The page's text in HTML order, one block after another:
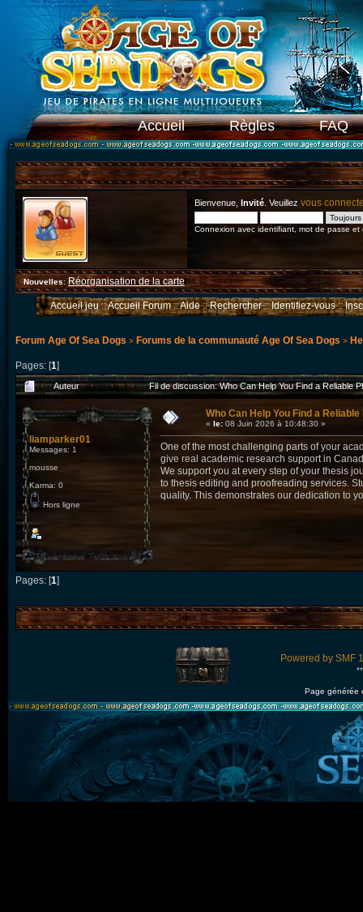
Accueil Règles FAQ
Bienvenue, Invité . Veuillez vous
Connexion avec identifiant, mot de passe et
Nouvelles: Réorganisation de la carte
Accueil jeu::Accueil Forum::Aide::Rechercher::Identifiez-vous::
Forum Age Of Sea Dogs > Forums de la communauté Age Of Sea Dogs >
Pages: [1]
Auteur Fil de discussion: Who Can Help You Find a Reliable
liamparker01
Messages: 1
mousse
Karma: 0
Hors ligne
Who Can Help You Find a
« le: 08 Juin 2026 à 10:48:30 »
One of the most challenging parts of your
give real academic research support in
We support you at every step of your thesis
to thesis editing and proofreading services.
quality. This demonstrates our dedication to
Pages: [1]
Powered by SMF
Page générée